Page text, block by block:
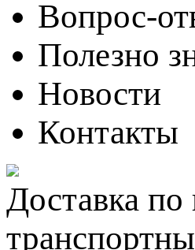
Вопрос-
Полезно
Новости
Контакты
Доставка по